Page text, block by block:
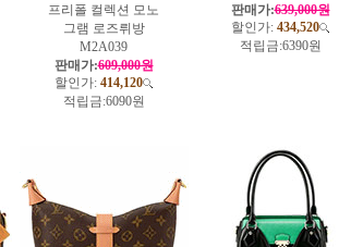
프리폴 컬렉션 모노
그램 로즈뤼방
M2A039
판매가:609,000원
할인가: 414,120
적립금:6090원
판매가:639,000원
할인가: 434,520
적립금:6390원